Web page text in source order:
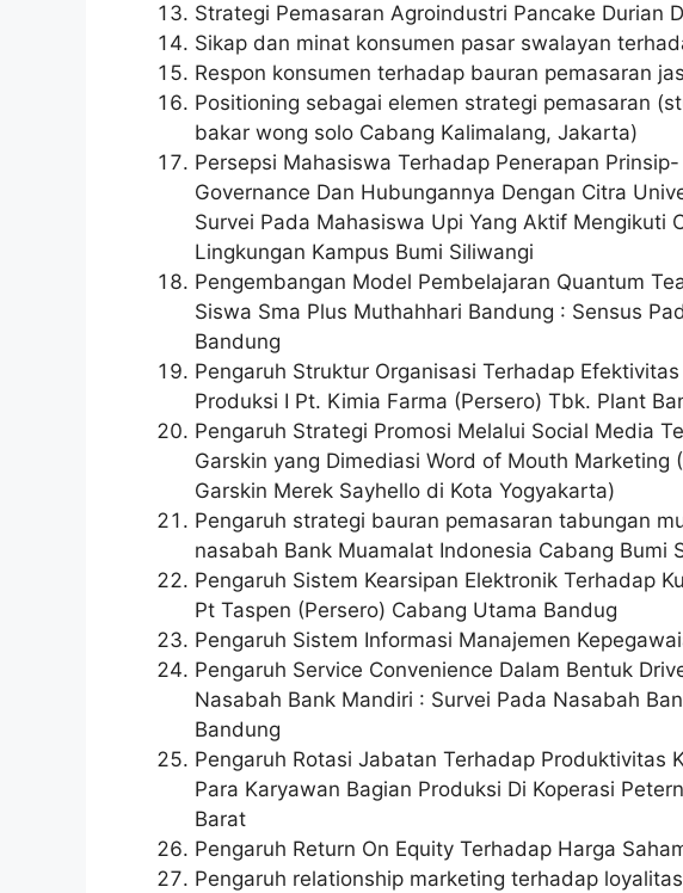
Strategi Pemasaran Agroindustri Pancake Durian
Sikap dan minat konsumen pasar swalayan
Respon konsumen terhadap bauran pemasaran
Positioning sebagai elemen strategi pemasaran
bakar wong solo Cabang Kalimalang, Jakarta)
Persepsi Mahasiswa Terhadap Penerapan
Governance Dan Hubungannya Dengan Citra
Survei Pada Mahasiswa Upi Yang Aktif Mengikuti
Lingkungan Kampus Bumi Siliwangi
Pengembangan Model Pembelajaran Quantum
Siswa Sma Plus Muthahhari Bandung : Sensus
Bandung
Pengaruh Struktur Organisasi Terhadap
Produksi I Pt. Kimia Farma (Persero) Tbk. Plant
Pengaruh Strategi Promosi Melalui Social Media
Garskin yang Dimediasi Word of Mouth Marketing
Garskin Merek Sayhello di Kota Yogyakarta)
Pengaruh strategi bauran pemasaran tabungan
nasabah Bank Muamalat Indonesia Cabang Bumi
Pengaruh Sistem Kearsipan Elektronik Terhadap
Pt Taspen (Persero) Cabang Utama Bandug
Pengaruh Sistem Informasi Manajemen
Pengaruh Service Convenience Dalam Bentuk
Nasabah Bank Mandiri : Survei Pada Nasabah
Bandung
Pengaruh Rotasi Jabatan Terhadap Produktivitas
Para Karyawan Bagian Produksi Di Koperasi
Barat
Pengaruh Return On Equity Terhadap Harga
Pengaruh relationship marketing terhadap